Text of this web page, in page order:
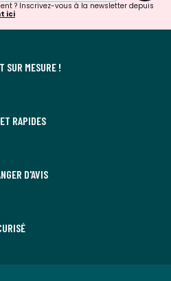
? Inscrivez-vous à la newsletter depuis
ici
SUR MESURE !
RAPIDES
D'AVIS